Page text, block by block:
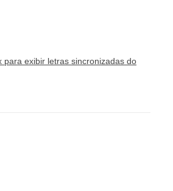
para exibir letras sincronizadas do